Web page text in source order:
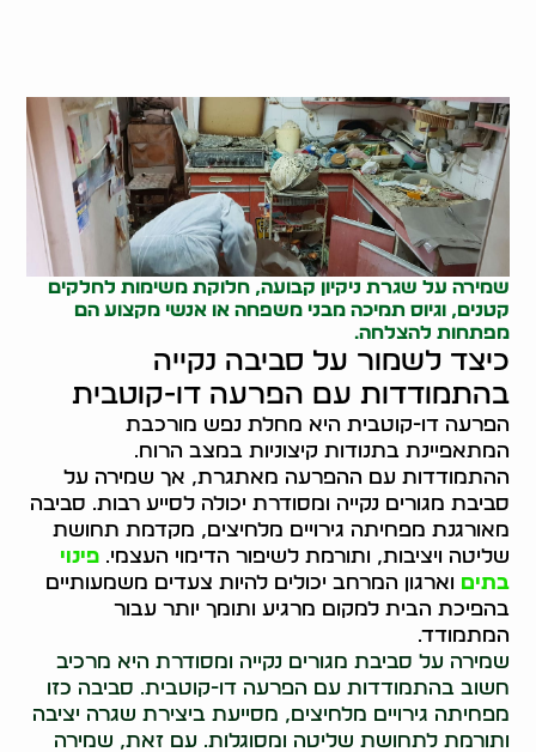
שמירה על שגרת ניקיון קבועה, חלוקת משימות לחלקים
קטנים, וגיוס תמיכה מבני משפחה או אנשי מקצוע הם
מפתחות להצלחה.
כיצד לשמור על סביבה נקייה
בהתמודדות עם הפרעה דו-קוטבית
הפרעה דו-קוטבית היא מחלת נפש מורכבת
המתאפיינת בתנודות קיצוניות במצב הרוח.
ההתמודדות עם ההפרעה מאתגרת, אך שמירה על
סביבת מגורים נקייה ומסודרת יכולה לסייע רבות. סביבה
מאורגנת מפחיתה גירויים מלחיצים, מקדמת תחושת
שליטה ויציבות, ותורמת לשיפור הדימוי העצמי.פינוי
בתים וארגון המרחב יכולים להיות צעדים משמעותיים
בהפיכת הבית למקום מרגיע ותומך יותר עבור
המתמודד.
שמירה על סביבת מגורים נקייה ומסודרת היא מרכיב
חשוב בהתמודדות עם הפרעה דו-קוטבית. סביבה כזו
מפחיתה גירויים מלחיצים, מסייעת ביצירת שגרה יציבה
ותורמת לתחושת שליטה ומסוגלות. עם זאת, שמירה